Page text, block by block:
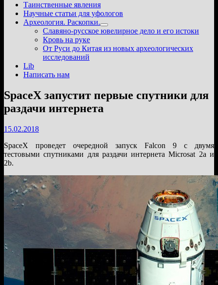
Таинственные явления
Научные статьи для уфологов
Археология. Раскопки.
Показать
подменю
Славяно-русское ювелирное дело и его истоки
Кровь на руке
От Руси до Китая из новых археологических
исследований
Lib
Написать нам
SpaceX запустит первые спутники для
раздачи интернета
15.02.2018
SpaceX проведет очередной запуск Falcon 9 с двумя
тестовыми спутниками для раздачи интернета Microsat 2a и
2b.